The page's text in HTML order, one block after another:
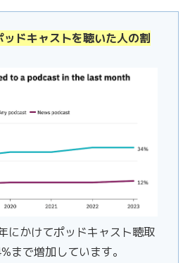
ドキャストを聴いた人の割
にかけてポッドキャスト聴取
まで増加しています。